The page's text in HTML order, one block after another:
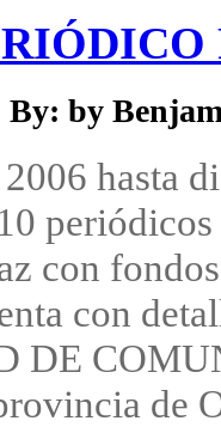
By: by
hasta
con
con
DE
de